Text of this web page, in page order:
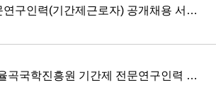
[채용] 2025년 전문연구인력(기간제근로자) 공개채용 서류전형 합격자 발표 및 면접전형 일정 공고
[채용]2025년 (재)율곡국학진흥원 기간제 전문연구인력 채용 공고